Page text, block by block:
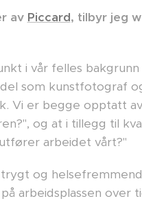
av Piccard, tilbyr jeg
i vår felles
som kunstfotograf
Vi er begge opptatt
og at i tillegg til
arbeidet vårt?"
og
arbeidsplassen